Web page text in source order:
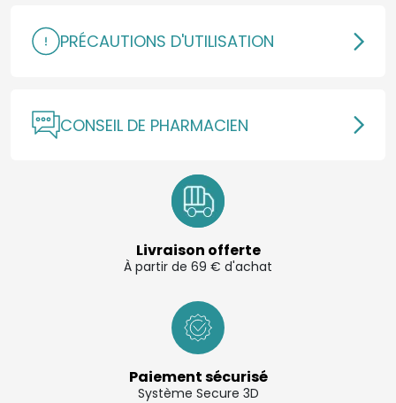
PRÉCAUTIONS D'UTILISATION
CONSEIL DE PHARMACIEN
Livraison offerte
À partir de 69 € d'achat
Paiement sécurisé
Système Secure 3D